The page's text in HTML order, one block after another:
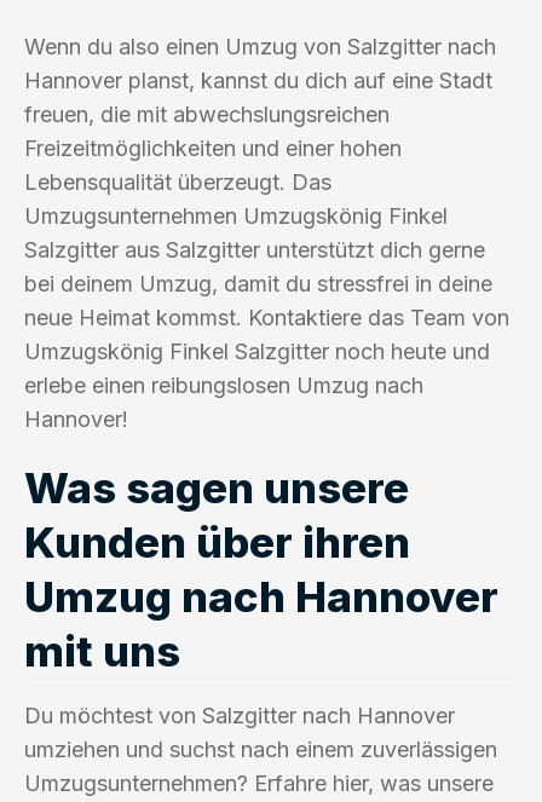
Wenn du also einen Umzug von Salzgitter nach
Hannover planst, kannst du dich auf eine Stadt
freuen, die mit abwechslungsreichen
Freizeitmöglichkeiten und einer hohen
Lebensqualität überzeugt. Das
Umzugsunternehmen Umzugskönig Finkel
Salzgitter aus Salzgitter unterstützt dich gerne
bei deinem Umzug, damit du stressfrei in deine
neue Heimat kommst. Kontaktiere das Team von
Umzugskönig Finkel Salzgitter noch heute und
erlebe einen reibungslosen Umzug nach
Hannover!
Was sagen unsere
Kunden über ihren
Umzug nach Hannover
mit uns
Du möchtest von Salzgitter nach Hannover
umziehen und suchst nach einem zuverlässigen
Umzugsunternehmen? Erfahre hier, was unsere